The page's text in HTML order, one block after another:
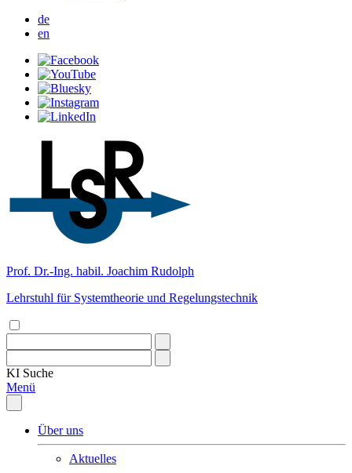
de
en
Prof. Dr.-Ing. habil. Joachim Rudolph
Lehrstuhl für Systemtheorie und Regelungstechnik
KI Suche
Menü
Über uns
Aktuelles